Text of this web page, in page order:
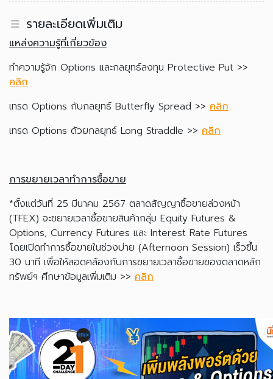
รายละเอียดเพิ่มเติม
แหล่งความรู้ที่เกี่ยวข้อง
ทำความรู้จัก Options และกลยุทธ์ลงทุน Protective Put >>
คลิก
เทรด Options กับกลยุทธ์ Butterfly Spread >> คลิก
เทรด Options ด้วยกลยุทธ์ Long Straddle >> คลิก
การขยายเวลาทำการซื้อขาย
*ตั้งแต่วันที่ 25 มีนาคม 2567 ตลาดสัญญาซื้อขายล่วงหน้า
(TFEX) จะขยายเวลาซื้อขายสินค้ากลุ่ม Equity Futures &
Options, Currency Futures และ Interest Rate Futures
โดยเปิดทำการซื้อขายในช่วงบ่าย (Afternoon Session) เร็วขึ้น
30 นาที เพื่อให้สอดคล้องกับการขยายเวลาซื้อขายของตลาดหลัก
ทรัพย์ฯ ศึกษาข้อมูลเพิ่มเติม >> คลิก